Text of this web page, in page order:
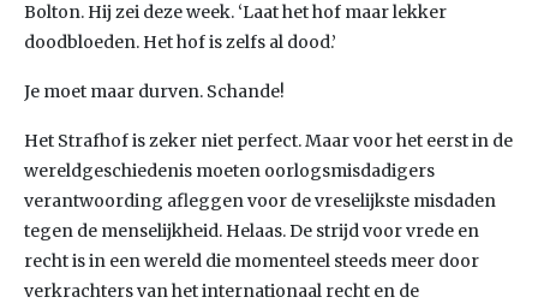
Bolton. Hij zei deze week. ‘Laat het hof maar lekker
doodbloeden. Het hof is zelfs al dood.’
Je moet maar durven. Schande!
Het Strafhof is zeker niet perfect. Maar voor het eerst in de
wereldgeschiedenis moeten oorlogsmisdadigers
verantwoording afleggen voor de vreselijkste misdaden
tegen de menselijkheid. Helaas. De strijd voor vrede en
recht is in een wereld die momenteel steeds meer door
verkrachters van het internationaal recht en de